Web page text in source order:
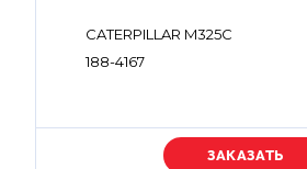
CATERPILLAR M325C
188-4167
Уточняйте цену